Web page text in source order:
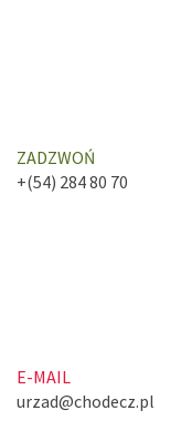
ZADZWOŃ
+(54) 284 80 70
E-MAIL
urzad@chodecz.pl